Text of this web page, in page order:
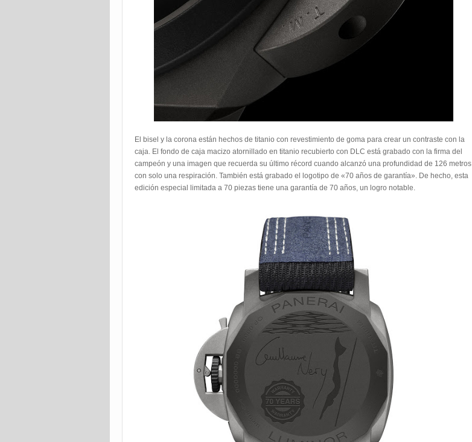
El bisel y la corona están hechos de titanio con revestimiento de goma para crear un contraste con la
caja. El fondo de caja macizo atornillado en titanio recubierto con DLC está grabado con la firma del
campeón y una imagen que recuerda su último récord cuando alcanzó una profundidad de 126 metros
con solo una respiración. También está grabado el logotipo de «70 años de garantía». De hecho, esta
edición especial limitada a 70 piezas tiene una garantía de 70 años, un logro notable.